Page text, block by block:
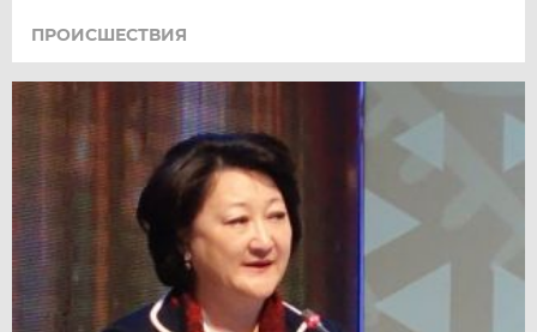
ПРОИСШЕСТВИЯ